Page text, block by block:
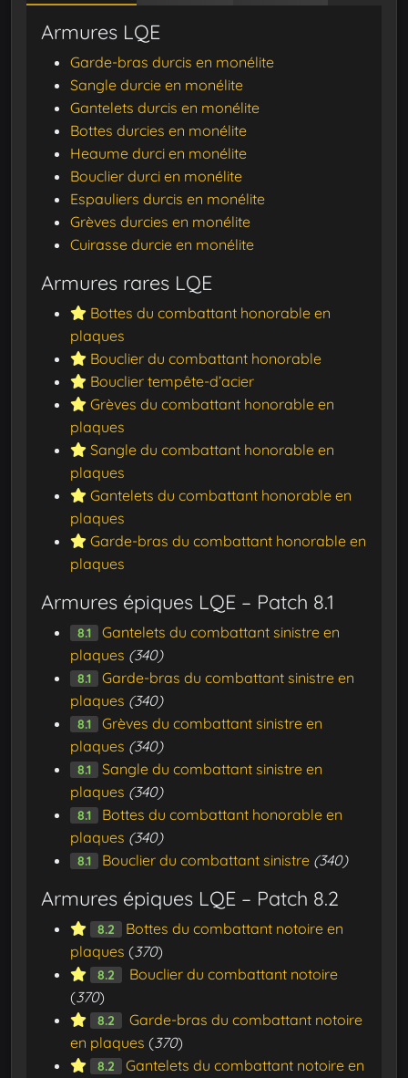
Armures LQE
Garde-bras durcis en monélite
Sangle durcie en monélite
Gantelets durcis en monélite
Bottes durcies en monélite
Heaume durci en monélite
Bouclier durci en monélite
Espauliers durcis en monélite
Grèves durcies en monélite
Cuirasse durcie en monélite
Armures rares LQE
Bottes du combattant honorable en
plaques
Bouclier du combattant honorable
Bouclier tempête-d’acier
Grèves du combattant honorable en
plaques
Sangle du combattant honorable en
plaques
Gantelets du combattant honorable en
plaques
Garde-bras du combattant honorable en
plaques
Armures épiques LQE – Patch 8.1
8.1
Gantelets du combattant sinistre en
plaques (340)
8.1
Garde-bras du combattant sinistre en
plaques (340)
8.1
Grèves du combattant sinistre en
plaques (340)
8.1
Sangle du combattant sinistre en
plaques (340)
8.1
Bottes du combattant honorable en
plaques (340)
8.1 Bouclier du combattant sinistre (340)
Armures épiques LQE – Patch 8.2
8.2
Bottes du combattant notoire en
plaques (370)
8.2
Bouclier du combattant notoire
(370)
8.2
Garde-bras du combattant notoire
en plaques (370)
8.2 Gantelets du combattant notoire en